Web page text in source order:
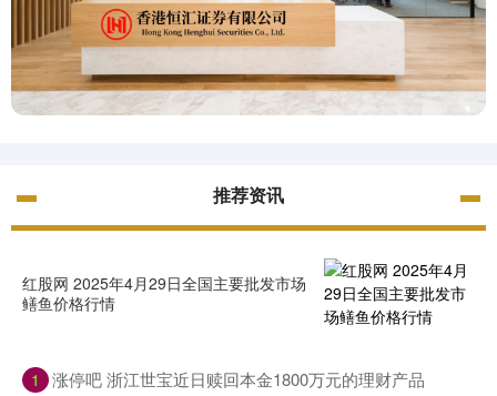
推荐资讯
红股网 2025年4月29日全国主要批发市场
鳝鱼价格行情
1 涨停吧 浙江世宝近日赎回本金1800万元的理财产品